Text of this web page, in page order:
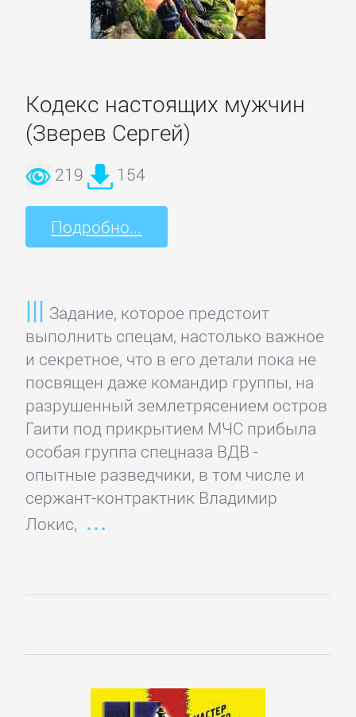
Кодекс настоящих мужчин
(Зверев Сергей)
219 154
Подробно...
Задание, которое предстоит
выполнить спецам, настолько важное
и секретное, что в его детали пока не
посвящен даже командир группы, на
разрушенный землетрясением остров
Гаити под прикрытием МЧС прибыла
особая группа спецназа ВДВ -
опытные разведчики, в том числе и
сержант-контрактник Владимир
Локис,